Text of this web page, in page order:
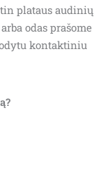
plataus audinių
odas prašome
kontaktiniu